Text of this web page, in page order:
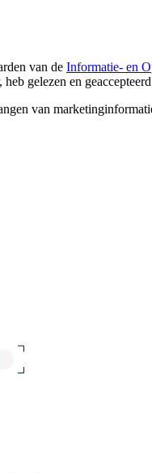
van de Informatie- en
gelezen en
van